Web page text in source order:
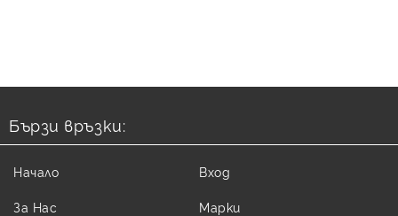
Бързи връзки:
Начало
За Нас
Вход
Марки